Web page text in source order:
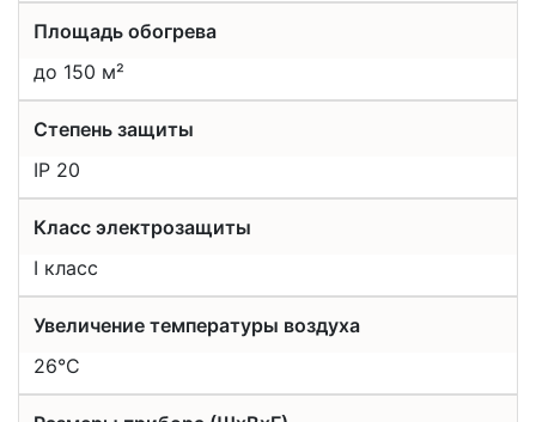
Площадь обогрева
до 150 м²
Степень защиты
IP 20
Класс электрозащиты
I класс
Увеличение температуры воздуха
26°С